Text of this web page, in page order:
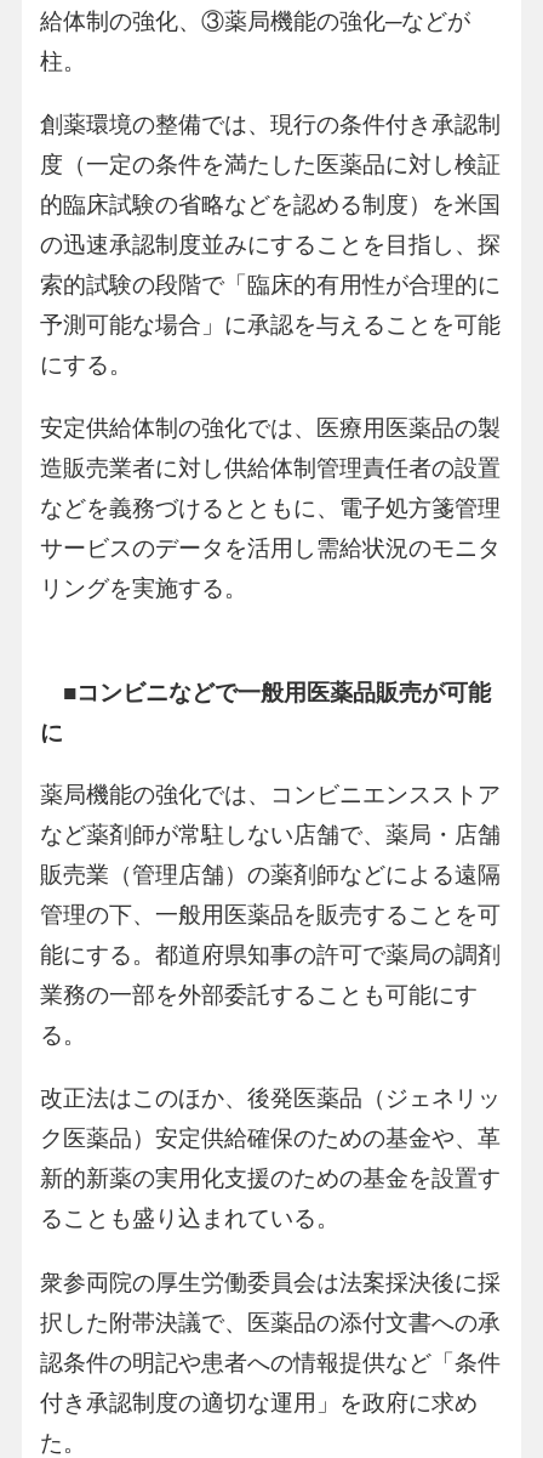
給体制の強化、③薬局機能の強化─などが
柱。
創薬環境の整備では、現行の条件付き承認制
度（一定の条件を満たした医薬品に対し検証
的臨床試験の省略などを認める制度）を米国
の迅速承認制度並みにすることを目指し、探
索的試験の段階で「臨床的有用性が合理的に
予測可能な場合」に承認を与えることを可能
にする。
安定供給体制の強化では、医療用医薬品の製
造販売業者に対し供給体制管理責任者の設置
などを義務づけるとともに、電子処方箋管理
サービスのデータを活用し需給状況のモニタ
リングを実施する。
■コンビニなどで一般用医薬品販売が可能
に
薬局機能の強化では、コンビニエンスストア
など薬剤師が常駐しない店舗で、薬局・店舗
販売業（管理店舗）の薬剤師などによる遠隔
管理の下、一般用医薬品を販売することを可
能にする。都道府県知事の許可で薬局の調剤
業務の一部を外部委託することも可能にす
る。
改正法はこのほか、後発医薬品（ジェネリッ
ク医薬品）安定供給確保のための基金や、革
新的新薬の実用化支援のための基金を設置す
ることも盛り込まれている。
衆参両院の厚生労働委員会は法案採決後に採
択した附帯決議で、医薬品の添付文書への承
認条件の明記や患者への情報提供など「条件
付き承認制度の適切な運用」を政府に求め
た。